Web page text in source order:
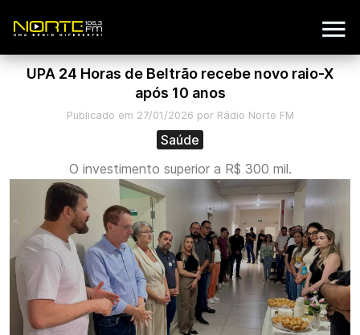
UPA 24 Horas de Beltrão recebe novo raio-X
após 10 anos
Publicado em 27/01/2026 por Rádio Norte FM
Saúde
O investimento superior a R$ 300 mil.